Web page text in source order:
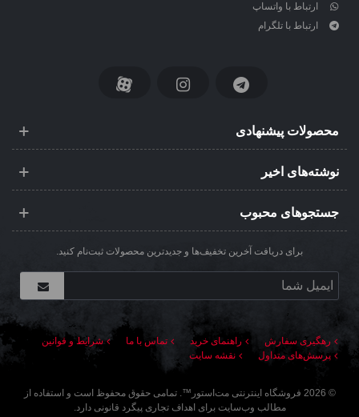
ارتباط با واتساپ
ارتباط با تلگرام
محصولات پیشنهادی
نوشته‌های اخیر
جستجوهای محبوب
برای دریافت آخرین تخفیف‌ها و جدیدترین محصولات ثبت‌نام کنید.
رهگیری سفارش راهنمای خرید تماس با ما
شرایط و قوانین
پرسش‌های متداول
نقشه سایت
©
2026 فروشگاه اینترنتی مت‌استور ™. تمامی حقوق محفوظ است و استفاده از
مطالب وب‌سایت برای اهداف تجاری پیگرد قانونی دارد.